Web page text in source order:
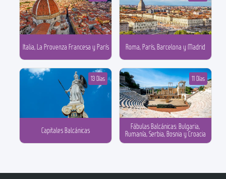
Italia, La Provenza Francesa y París Roma, París, Barcelona y Madrid
Capitales Balcánicas
13 Días
Fábulas Balcánicas: Bulgaria,
Rumanía, Serbia, Bosnia y Croacia
11 Días